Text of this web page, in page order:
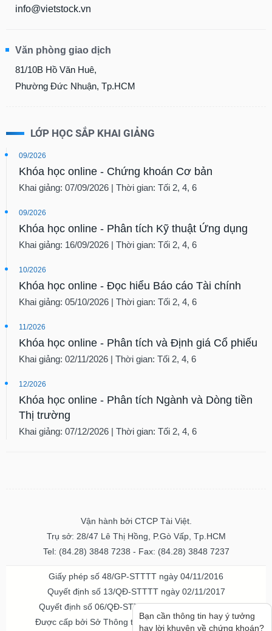
info@vietstock.vn
Văn phòng giao dịch
81/10B Hồ Văn Huê,
Phường Đức Nhuận, Tp.HCM
LỚP HỌC SẮP KHAI GIẢNG
09/2026
Khóa học online - Chứng khoán Cơ bản
Khai giảng: 07/09/2026 | Thời gian: Tối 2, 4, 6
09/2026
Khóa học online - Phân tích Kỹ thuật Ứng dụng
Khai giảng: 16/09/2026 | Thời gian: Tối 2, 4, 6
10/2026
Khóa học online - Đọc hiểu Báo cáo Tài chính
Khai giảng: 05/10/2026 | Thời gian: Tối 2, 4, 6
11/2026
Khóa học online - Phân tích và Định giá Cổ phiếu
Khai giảng: 02/11/2026 | Thời gian: Tối 2, 4, 6
12/2026
Khóa học online - Phân tích Ngành và Dòng tiền
Thị trường
Khai giảng: 07/12/2026 | Thời gian: Tối 2, 4, 6
Vận hành bởi CTCP Tài Việt.
Trụ sở: 28/47 Lê Thị Hồng, P.Gò Vấp, Tp.HCM
Tel: (84.28) 3848 7238 - Fax: (84.28) 3848 7237
Giấy phép số 48/GP-STTTT ngày 04/11/2016
Quyết định số 13/QĐ-STTTT ngày 02/11/2017
Quyết định số 06/QĐ-STTTT-ICP ngày 20/07/2023
Được cấp bởi Sở Thông tin và Truyền thông TPHCM
Bạn cần thông tin hay ý tưởng
hay lời khuyên về chứng khoán?
tạo
tài
chính
đầu
Truyền
liệu